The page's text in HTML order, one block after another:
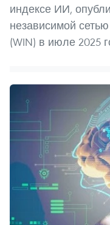
индексе ИИ,
независимой
(WIN) в июле 2025